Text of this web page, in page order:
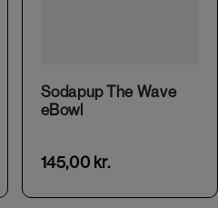
Sodapup The Wave
eBowl
145,00 kr.